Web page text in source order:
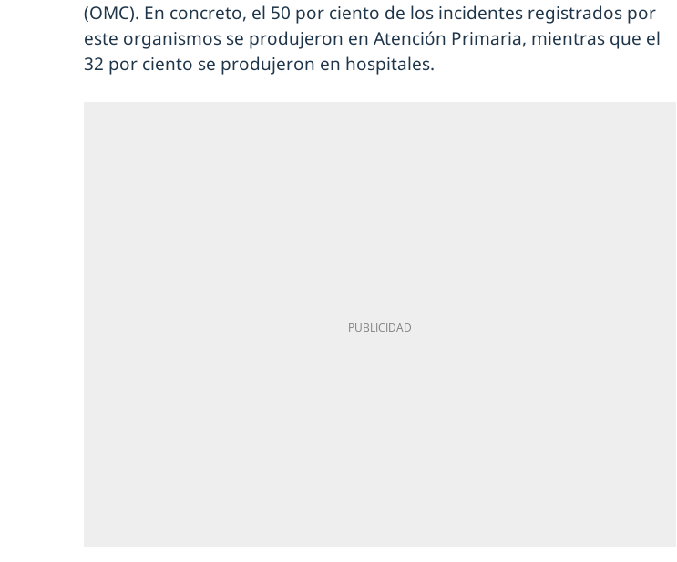
(OMC). En concreto, el 50 por ciento de los incidentes registrados por
este organismos se produjeron en Atención Primaria, mientras que el
32 por ciento se produjeron en hospitales.